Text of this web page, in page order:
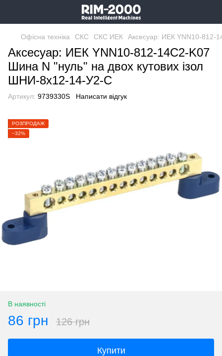
Офісна техніка СКС СКС ИЕК Аксесуар: ИЕК YNN10-812-
Аксесуар: ИЕК YNN10-812-14C2-K07
Шина N "нуль" на двох кутових ізол
ШНИ-8х12-14-У2-С
Артикул: 9739330S Написати відгук
РОЗПРОДАЖ
−32%
В наявності
86 грн 126 грн
Купити